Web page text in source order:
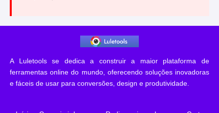
A Luletools se dedica a construir a maior plataforma de
ferramentas online do mundo, oferecendo soluções inovadoras
e fáceis de usar para conversões, design e produtividade.